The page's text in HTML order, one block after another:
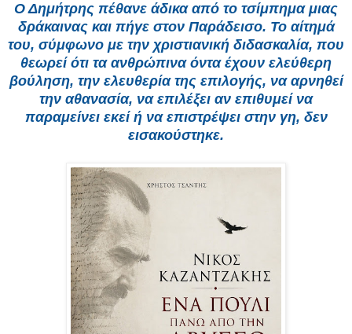
Ο Δημήτρης πέθανε άδικα από το τσίμπημα μιας
δράκαινας και πήγε στον Παράδεισο. Το αίτημά
του, σύμφωνο με την χριστιανική διδασκαλία, που
θεωρεί ότι τα ανθρώπινα όντα έχουν ελεύθερη
βούληση, την ελευθερία της επιλογής, να αρνηθεί
την αθανασία, να επιλέξει αν επιθυμεί να
παραμείνει εκεί ή να επιστρέψει στην γη, δεν
εισακούστηκε.